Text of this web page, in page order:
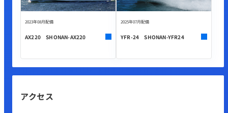
2023年08月配備
AX220 SHONAN-AX220
2025年07月配備
YFR-24 SHONAN-YFR24
アクセス